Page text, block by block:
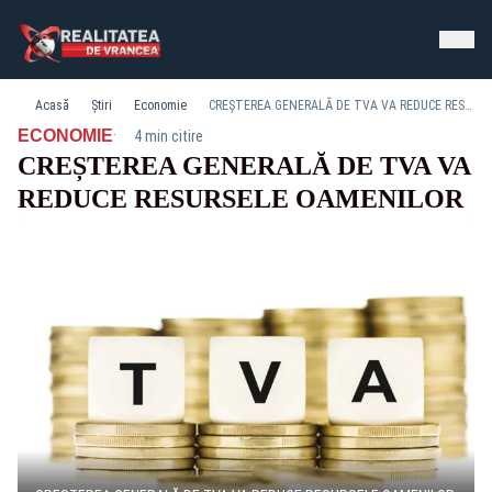
Acasă Știri Economie CREȘTEREA GENERALĂ DE TVA VA REDUCE RESURSELE OAMENILOR
ECONOMIE· 4 min citire
CREȘTEREA GENERALĂ DE TVA VA
REDUCE RESURSELE OAMENILOR